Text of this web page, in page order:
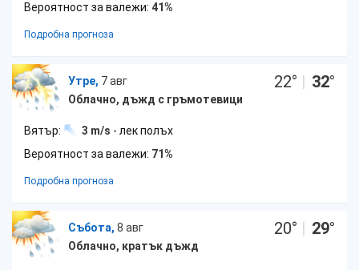
Вероятност за валежи: 41%
Подробна прогноза
Утре, 7 авг
Облачно, дъжд с гръмотевици
22° | 32°
Вятър: 3 m/s - лек полъх
Вероятност за валежи: 71%
Подробна прогноза
Събота, 8 авг
Облачно, кратък дъжд
20° | 29°